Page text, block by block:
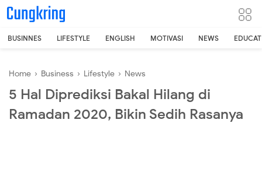
-->
BUSINNES LIFESTYLE ENGLISH MOTIVASI NEWS
Home › Business › Lifestyle › News
5 Hal Diprediksi Bakal Hilang di
Ramadan 2020, Bikin Sedih Rasanya